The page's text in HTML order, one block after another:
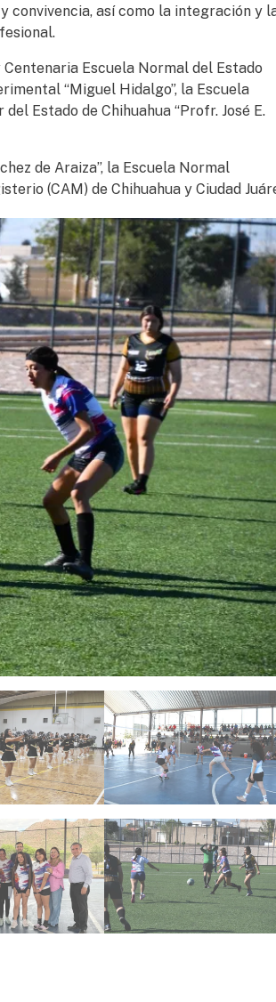
convivencia, así como la integración y
Escuela Normal del Estado
“Miguel Hidalgo”, la Escuela
Estado de Chihuahua “Profr. José E.
de Araiza”, la Escuela Normal
(CAM) de Chihuahua y Ciudad